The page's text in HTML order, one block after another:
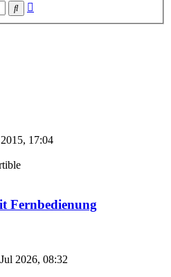
Suche
17:04
Fernbedienung
2026, 08:32